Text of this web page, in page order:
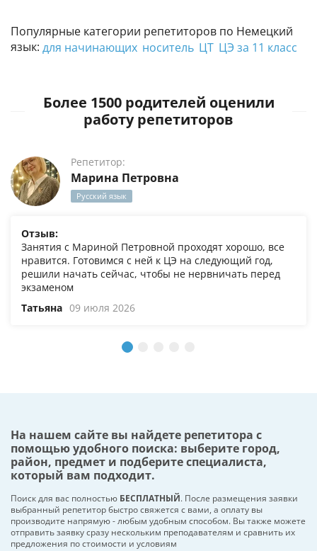
Популярные категории репетиторов по Немецкий
язык: для начинающих носитель ЦТ ЦЭ за 11 класс
Более 1500 родителей оценили
работу репетиторов
Репетитор:
Марина Петровна
Русский язык
Отзыв:
Занятия с Мариной Петровной проходят хорошо, все
нравится. Готовимся с ней к ЦЭ на следующий год,
решили начать сейчас, чтобы не нервничать перед
экзаменом
Татьяна 09 июля 2026
На нашем сайте вы найдете репетитора с
помощью удобного поиска: выберите город,
район, предмет и подберите специалиста,
который вам подходит.
Поиск для вас полностью БЕСПЛАТНЫЙ. После размещения заявки
выбранный репетитор быстро свяжется с вами, а оплату вы
производите напрямую - любым удобным способом. Вы также можете
отправить заявку сразу нескольким преподавателям и сравнить их
предложения по стоимости и условиям